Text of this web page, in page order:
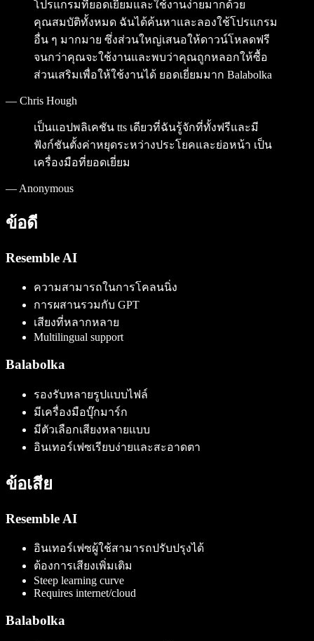
โปรแกรมที่ยอดเยี่ยมและใช้งานง่ายมากด้วย
คุณสมบัติทั้งหมด ฉันได้ค้นหาและลองใช้โปรแกรม
อื่น ๆ มากมาย ซึ่งส่วนใหญ่เสนอให้ดาวน์โหลดฟรี
จนกว่าคุณจะใช้งานและพบว่าคุณถูกหลอกให้ซื้อ
ส่วนเสริมเพื่อให้ใช้งานได้ ยอดเยี่ยมมาก Balabolka
— Chris Hough
เป็นแอปพลิเคชัน tts เดียวที่ฉันรู้จักที่ทั้งฟรีและมี
ฟังก์ชันตั้งค่าหยุดระหว่างประโยคและย่อหน้า เป็น
เครื่องมือที่ยอดเยี่ยม
— Anonymous
ข้อดี
Resemble AI
ความสามารถในการโคลนนิ่ง
การผสานรวมกับ GPT
เสียงที่หลากหลาย
Multilingual support
Balabolka
รองรับหลายรูปแบบไฟล์
มีเครื่องมือบุ๊กมาร์ก
มีตัวเลือกเสียงหลายแบบ
อินเทอร์เฟซเรียบง่ายและสะอาดตา
ข้อเสีย
Resemble AI
อินเทอร์เฟซผู้ใช้สามารถปรับปรุงได้
ต้องการเสียงเพิ่มเติม
Steep learning curve
Requires internet/cloud
Balabolka